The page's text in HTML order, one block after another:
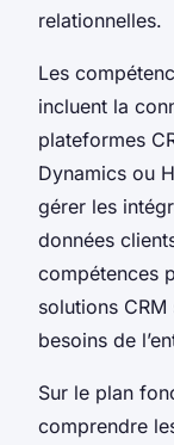
relationnelles.
Les
incluent la
plateformes
Dynamics ou
gérer les
données
compétences
solutions
besoins de
Sur le plan
comprendre